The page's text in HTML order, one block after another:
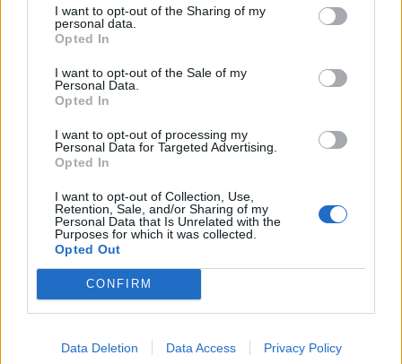
I want to opt-out of the Sharing of my
personal data.
Opted In
I want to opt-out of the Sale of my
Personal Data.
Opted In
I want to opt-out of processing my
Personal Data for Targeted Advertising.
Opted In
I want to opt-out of Collection, Use,
Retention, Sale, and/or Sharing of my
Personal Data that Is Unrelated with the
Purposes for which it was collected.
Opted Out
CONFIRM
Data Deletion Data Access Privacy Policy